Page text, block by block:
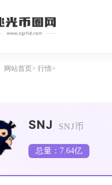
网站首页 行情
SNJ SNJ币
总量：7.64亿